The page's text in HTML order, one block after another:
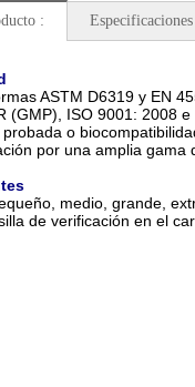
:
ASTM D6319 y EN
(GMP), ISO 9001: 2008
o
por una amplia
medio, grande,
de verificación en el